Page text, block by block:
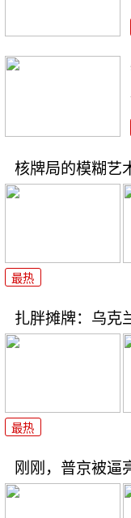
核牌局的模糊艺
最热
扎胖摊牌：乌克
最热
刚刚，普京被逼